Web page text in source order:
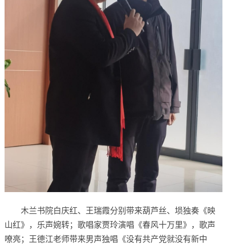
木兰书院白庆红、王瑞霞分别带来葫芦丝、埙独奏《映
山红》，乐声婉转；歌唱家贾玲演唱《春风十万里》，歌声
嘹亮；王德江老师带来男声独唱《没有共产党就没有新中